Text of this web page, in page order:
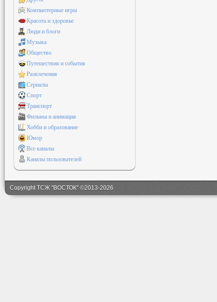
Компьютерные игры
Красота и здоровье
Люди и блоги
Музыка
Общество
Путешествия и события
Развлечения
Сериалы
Спорт
Транспорт
Фильмы и анимация
Хобби и образование
Юмор
Все каналы
Каналы пользователей
Copyright ТСЖ "ВОСТОК" ©2013-2026